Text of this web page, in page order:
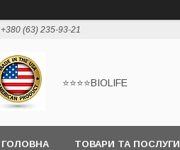
+380 (63) 235-93-21
⭐⭐⭐⭐BIOLIFE
ГОЛОВНА ТОВАРИ ТА ПОСЛУГИ